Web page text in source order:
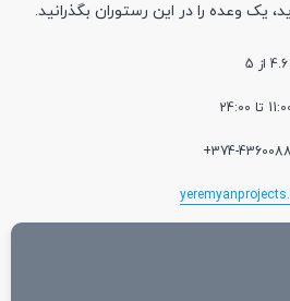
یک وعده را در این رستوران بگذرانید.